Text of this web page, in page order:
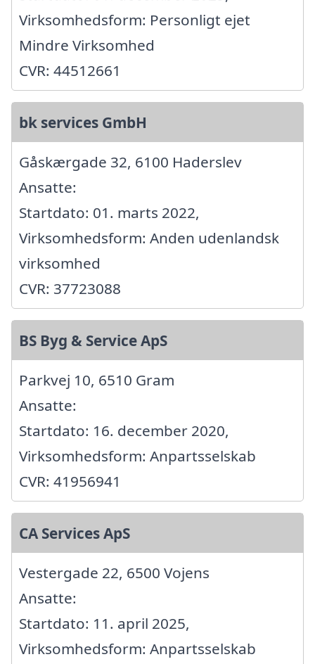
Virksomhedsform: Personligt ejet
Mindre Virksomhed
CVR: 44512661
bk services GmbH
Gåskærgade 32, 6100 Haderslev
Ansatte:
Startdato: 01. marts 2022,
Virksomhedsform: Anden udenlandsk
virksomhed
CVR: 37723088
BS Byg & Service ApS
Parkvej 10, 6510 Gram
Ansatte:
Startdato: 16. december 2020,
Virksomhedsform: Anpartsselskab
CVR: 41956941
CA Services ApS
Vestergade 22, 6500 Vojens
Ansatte:
Startdato: 11. april 2025,
Virksomhedsform: Anpartsselskab